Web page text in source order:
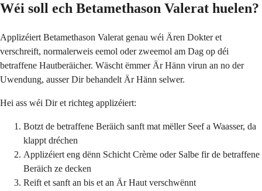
Wéi soll ech Betamethason Valerat huelen?
Applizéiert Betamethason Valerat genau wéi Ären Dokter et
verschreift, normalerweis eemol oder zweemol am Dag op déi
betraffene Hautberäicher. Wäscht ëmmer Är Hänn virun an no der
Uwendung, ausser Dir behandelt Är Hänn selwer.
Hei ass wéi Dir et richteg applizéiert:
Botzt de betraffene Beräich sanft mat mëller Seef a Waasser, da
klappt dréchen
Applizéiert eng dënn Schicht Crème oder Salbe fir de betraffene
Beräich ze decken
Reift et sanft an bis et an Är Haut verschwënnt